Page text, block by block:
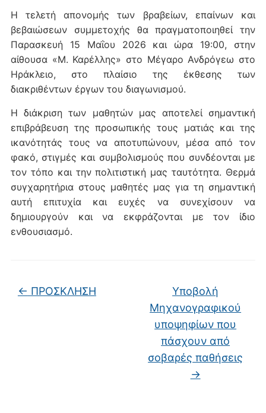
Η τελετή απονομής των βραβείων, επαίνων και
βεβαιώσεων συμμετοχής θα πραγματοποιηθεί την
Παρασκευή 15 Μαΐου 2026 και ώρα 19:00, στην
αίθουσα «Μ. Καρέλλης» στο Μέγαρο Ανδρόγεω στο
Ηράκλειο, στο πλαίσιο της έκθεσης των
διακριθέντων έργων του διαγωνισμού.
Η διάκριση των μαθητών μας αποτελεί σημαντική
επιβράβευση της προσωπικής τους ματιάς και της
ικανότητάς τους να αποτυπώνουν, μέσα από τον
φακό, στιγμές και συμβολισμούς που συνδέονται με
τον τόπο και την πολιτιστική μας ταυτότητα. Θερμά
συγχαρητήρια στους μαθητές μας για τη σημαντική
αυτή επιτυχία και ευχές να συνεχίσουν να
δημιουργούν και να εκφράζονται με τον ίδιο
ενθουσιασμό.
← ΠΡΟΣΚΛΗΣΗ
Υποβολή
Μηχανογραφικού
υποψηφίων που
πάσχουν από
σοβαρές παθήσεις
→